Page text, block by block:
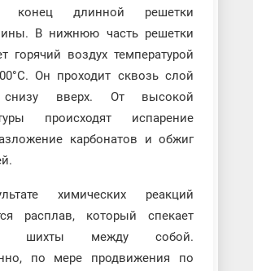
конец длинной решетки
В нижнюю часть решетки
горячий воздух температурой
Он проходит сквозь слой
вверх. От высокой
происходят испарение
карбонатов и обжиг
химических реакций
расплав, который спекает
шихты между собой.
по мере продвижения по